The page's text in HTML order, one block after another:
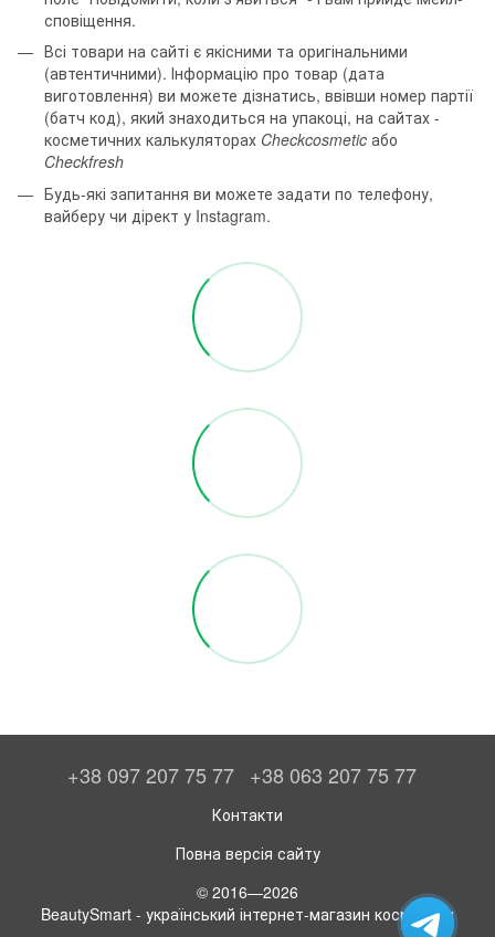
сповіщення.
Всі товари на сайті є якісними та оригінальними
(автентичними). Інформацію про товар (дата
виготовлення) ви можете дізнатись, ввівши номер партії
(батч код), який знаходиться на упакоці, на сайтах -
косметичних калькуляторах Checkcosmetic або
Checkfresh
Будь-які запитання ви можете задати по телефону,
вайберу чи дірект у Instagram.
+38 097 207 75 77 +38 063 207 75 77
Контакти
Повна версія сайту
© 2016—2026
BeautySmart - український інтернет-магазин косметики